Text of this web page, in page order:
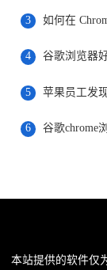
3
4 谷歌浏览器
5
6 谷歌chrome
本站提供的软件仅